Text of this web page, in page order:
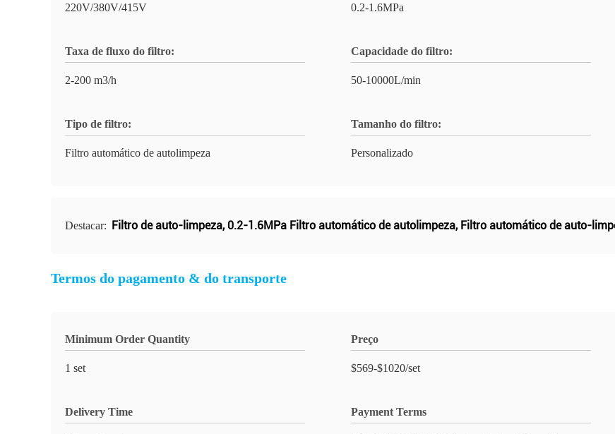
220V/380V/415V 0.2-1.6MPa
Taxa de fluxo do filtro:
2-200 m3/h
Capacidade do filtro:
50-10000L/min
Tipo de filtro:
Filtro automático de autolimpeza
Tamanho do filtro:
Personalizado
Destacar: Filtro de auto-limpeza,0.2-1.6MPa Filtro automático de autolimpeza, Filtro automático de auto-
Termos do pagamento & do transporte
Minimum Order Quantity
1 set
Preço
$569-$1020/set
Delivery Time Payment Terms